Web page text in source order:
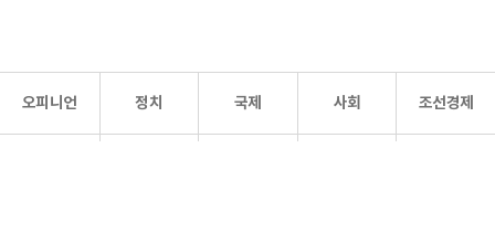
오피니언 정치 국제 사회 조선경제